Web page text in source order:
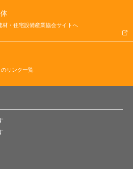
材・住宅設備産業協会サイトへ
リンク一覧